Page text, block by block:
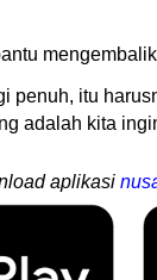
penuh, itu
adalah kita
aplikasi